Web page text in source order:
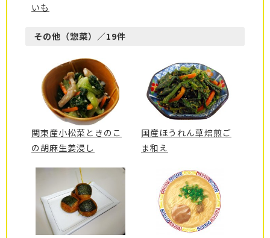
いも
その他（惣菜）／19件
関東産小松菜ときのこ
の胡麻生姜浸し
国産ほうれん草焙煎ご
ま和え